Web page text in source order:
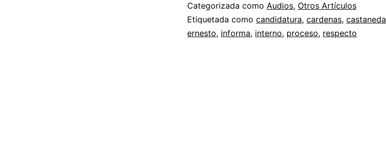
Categorizada como Audios, Otros Artículos
Etiquetada como candidatura, cardenas, castaneda
ernesto, informa, interno, proceso, respecto